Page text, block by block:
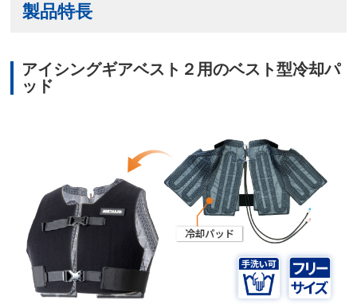
製品特長
アイシングギアベスト２用のベスト型冷却パ
ッド